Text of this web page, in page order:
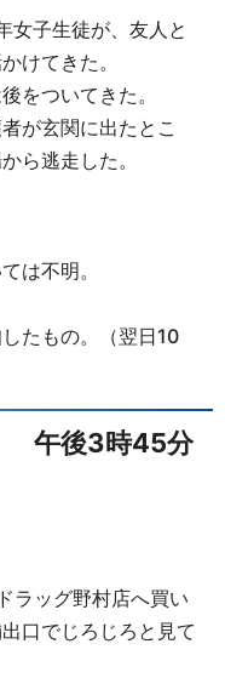
女子生徒が、友人と
けてきた。
をついてきた。
が玄関に出たとこ
ら逃走した。
は不明。
たもの。（翌日10
午後3時45分
ラッグ野村店へ買い
口でじろじろと見て